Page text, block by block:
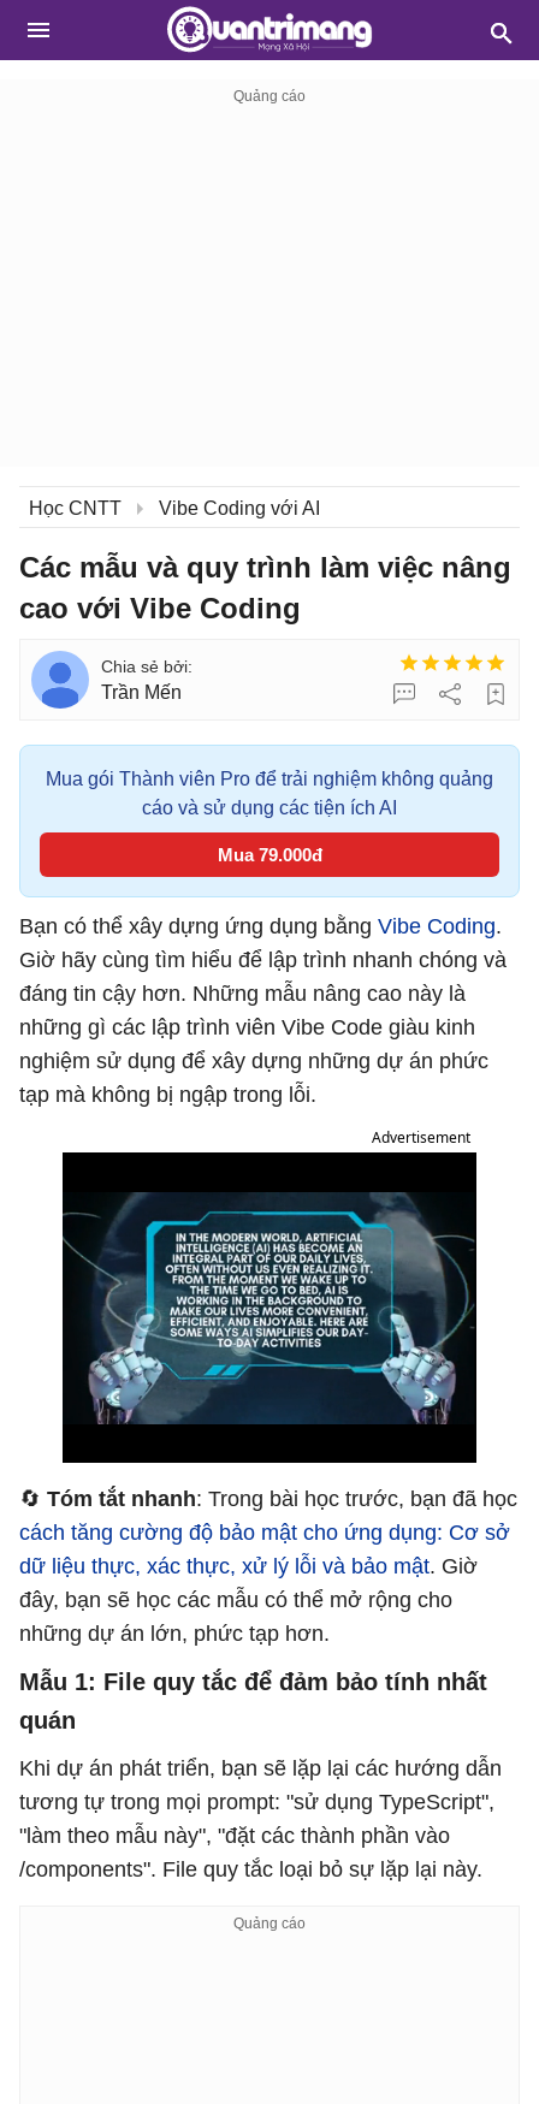
Học CNTT Vibe Coding với AI
Các mẫu và quy trình làm việc nâng
cao với Vibe Coding
Trần Mến
Mua gói Thành viên Pro để trải nghiệm không quảng
cáo và sử dụng các tiện ích AI
Mua 79.000đ
Bạn có thể xây dựng ứng dụng bằng Vibe Coding.
Giờ hãy cùng tìm hiểu để lập trình nhanh chóng và
đáng tin cậy hơn. Những mẫu nâng cao này là
những gì các lập trình viên Vibe Code giàu kinh
nghiệm sử dụng để xây dựng những dự án phức
tạp mà không bị ngập trong lỗi.
Advertisement
🔄 Tóm tắt nhanh: Trong bài học trước, bạn đã học
cách tăng cường độ bảo mật cho ứng dụng: Cơ sở
dữ liệu thực, xác thực, xử lý lỗi và bảo mật. Giờ
đây, bạn sẽ học các mẫu có thể mở rộng cho
những dự án lớn, phức tạp hơn.
Mẫu 1: File quy tắc để đảm bảo tính nhất
quán
Khi dự án phát triển, bạn sẽ lặp lại các hướng dẫn
tương tự trong mọi prompt: "sử dụng TypeScript",
"làm theo mẫu này", "đặt các thành phần vào
/components". File quy tắc loại bỏ sự lặp lại này.